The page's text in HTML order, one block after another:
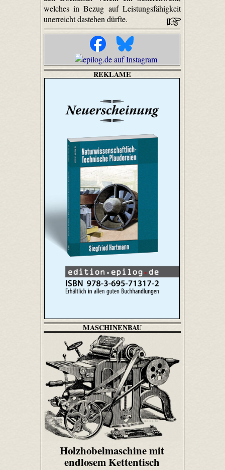
welches in Bezug auf Leistungsfähigkeit
unerreicht dastehen dürfte.
REKLAME
MASCHINENBAU
Holzhobelmaschine mit
endlosem Kettentisch